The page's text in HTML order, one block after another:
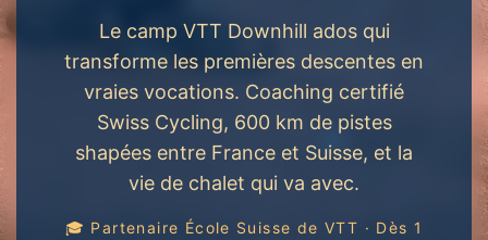
Le camp VTT Downhill ados qui
transforme les premières descentes en
vraies vocations. Coaching certifié
Swiss Cycling, 600 km de pistes
shapées entre France et Suisse, et la
vie de chalet qui va avec.
🎓 Partenaire École Suisse de VTT · Dès 1